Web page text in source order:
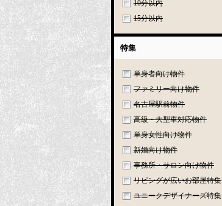
10分以内
15分以内
特集
単身者向け物件
ファミリー向け物件
名古屋駅前物件
高級・大型車対応物件
単身女性向け物件
新婚向け物件
事務所・サロン向け物件
リビングが広いお部屋特集
ユニークデザイナーズ特集